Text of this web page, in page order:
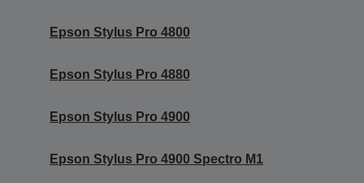
Epson Stylus Pro 4800
Epson Stylus Pro 4880
Epson Stylus Pro 4900
Epson Stylus Pro 4900 Spectro M1